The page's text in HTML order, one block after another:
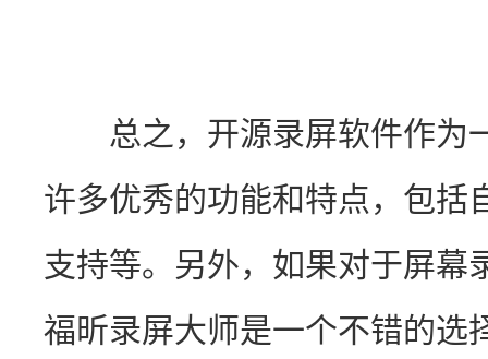
总之，开源录屏软件作为
许多优秀的功能和特点，包括
支持等。另外，如果对于屏幕
福昕录屏大师是一个不错的选